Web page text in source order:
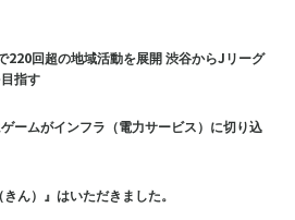
220回超の地域活動を展開 渋谷からJリーグ
指す
ームがインフラ（電力サービス）に切り込
きん）』はいただきました。